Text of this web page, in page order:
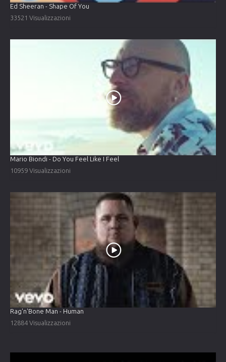
Ed Sheeran - Shape Of You
33521 Visualizzazioni
Mario Biondi - Do You Feel Like I Feel
10959 Visualizzazioni
Rag'n'Bone Man - Human
12884 Visualizzazioni